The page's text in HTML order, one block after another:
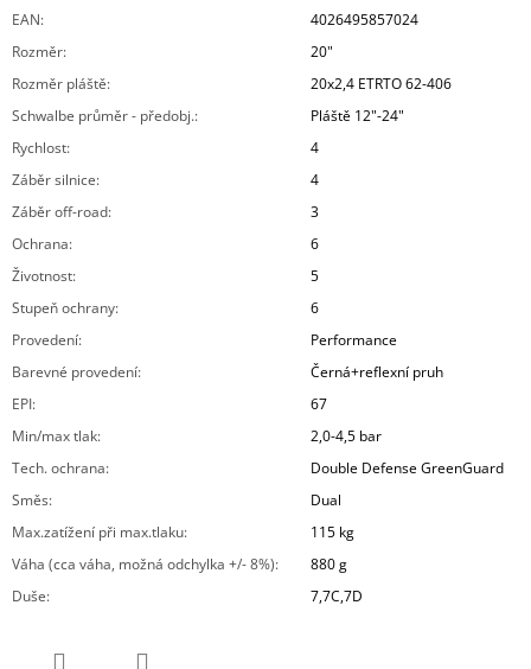
EAN:
4026495857024
Rozměr:
20"
Rozměr pláště:
20x2,4 ETRTO 62-406
Schwalbe průměr - předobj.:
Pláště 12"-24"
Rychlost:
4
Záběr silnice:
4
Záběr off-road:
3
Ochrana:
6
Životnost:
5
Stupeň ochrany:
6
Provedení:
Performance
Barevné provedení:
Černá+reflexní pruh
EPI:
67
Min/max tlak:
2,0-4,5 bar
Tech. ochrana:
Double Defense GreenGuard
Směs:
Dual
Max.zatížení při max.tlaku:
115 kg
Váha (cca váha, možná odchylka +/- 8%):
880 g
Duše: 7,7C,7D